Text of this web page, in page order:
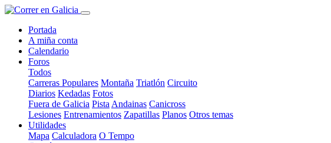
Portada
A miña conta
Calendario
Foros
Todos
Carreras Populares Montaña Triatlón Circuito
Diarios Kedadas Fotos
Fuera de Galicia Pista Andainas Canicross
Lesiones Entrenamientos Zapatillas Planos Otros temas
Utilidades
Mapa Calculadora O Tempo